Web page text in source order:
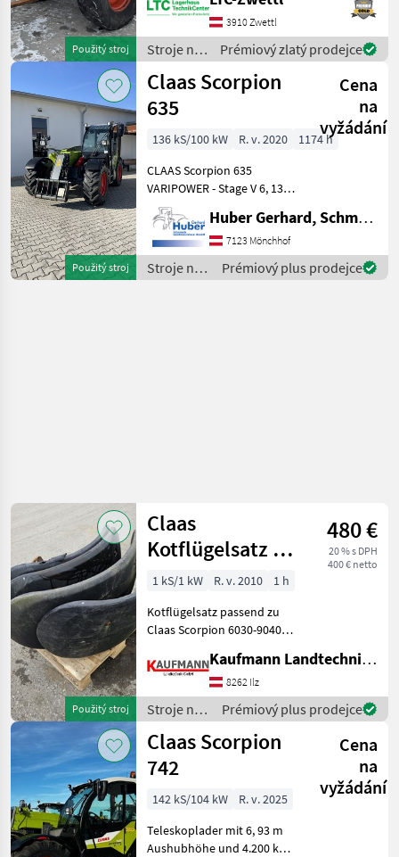
Použitý stroj
Perkins; Getriebetyp:
Automatisch;
Höchstgeschwindigkeit
(km/h): 40; Ar
3910 Zwettl
Stroje na
stavbu /
Claas
Prémiový zlatý prodejce
Použitý stroj
Claas Scorpion
635
Cena
na
vyžádání
136 kS/100 kW R. v. 2020
1174 h
CLAAS Scorpion 635
VARIPOWER - Stage V 6, 13
m Hubhöhe, 3.500 kg
Hubkraft Deutzmotor 100
kW/ 136 PS
Druckluftbremsanlage, 2-
Leiter
Huber Gerhard, Schmiede und Landmaschinen GmbH.
7123 Mönchhof
Stroje na
stavbu /
Prémiový plus prodejce
Použitý stroj
Claas
Kotflügelsatz zu
Scorpion 6030-
9040
480 €
20 % s DPH
400 € netto
1 kS/1 kW R. v. 2010
1 h
Kotflügelsatz passend zu
Claas Scorpion 6030-9040
kolesový, : hydrostatický, :
4-kolesový Stroje na stavbu
Teleskopové nakladače
Kaufmann Landtechnik GmbH
8262 Ilz
Stroje na
stavbu /
Claas
Prémiový plus prodejce
Claas Scorpion
742
Cena
na
vyžádání
142 kS/104 kW
R. v. 2025
Teleskoplader mit 6, 93 m
Aushubhöhe und 4.200 kg